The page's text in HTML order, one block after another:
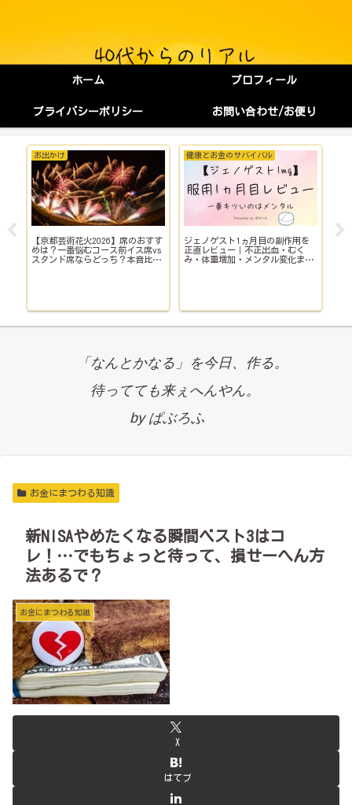
ホーム プロフィール
プライバシーポリシー お問い合わせ/お便り
お出かけ
【京都芸術花火2026】席のおすす
めは？一番悩むコース前イス席vs
スタンド席ならどっち？本音比
健康とお金のサバイバル
ジェノゲスト1ヵ月目の副作用を
正直レビュー｜不正出血・むく
み・体重増加・メンタル変化まで
「なんとかなる」を今日、作る。
待ってても来ぇへんやん。
by ぱぶろふ
お金にまつわる知識
新NISAやめたくなる瞬間ベスト3はコ
レ！…でもちょっと待って、損せーへん方
法あるで？
お金にまつわる知識
X
はてブ